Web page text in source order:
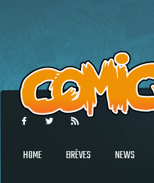
HOME BRÈVES NEWS